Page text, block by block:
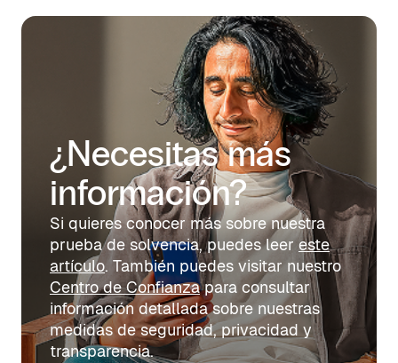
¿Necesitas más
información?
Si quieres conocer más sobre nuestra
prueba de solvencia, puedes leereste
artículo. También puedes visitar nuestro
Centro de Confianzapara consultar
información detallada sobre nuestras
medidas de seguridad, privacidad y
transparencia.